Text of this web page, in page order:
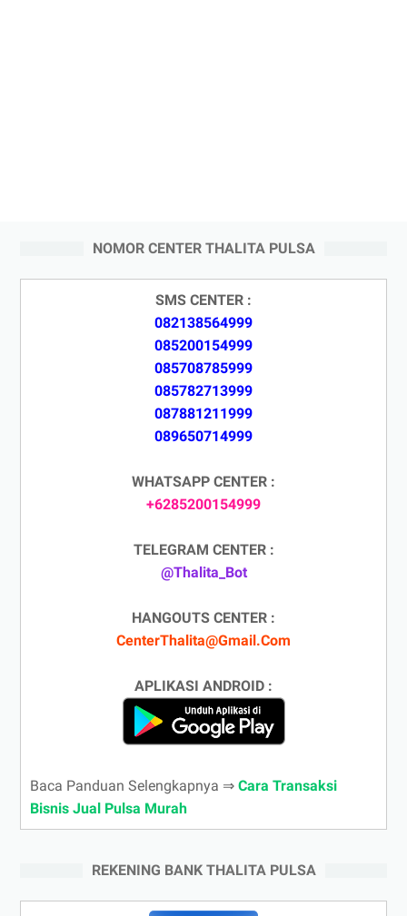
NOMOR CENTER THALITA PULSA
SMS CENTER :
082138564999
085200154999
085708785999
085782713999
087881211999
089650714999
WHATSAPP CENTER :
+6285200154999
TELEGRAM CENTER :
@Thalita_Bot
HANGOUTS CENTER :
CenterThalita@Gmail.Com
APLIKASI ANDROID :
Baca Panduan Selengkapnya ⇒ Cara Transaksi
Bisnis Jual Pulsa Murah
REKENING BANK THALITA PULSA